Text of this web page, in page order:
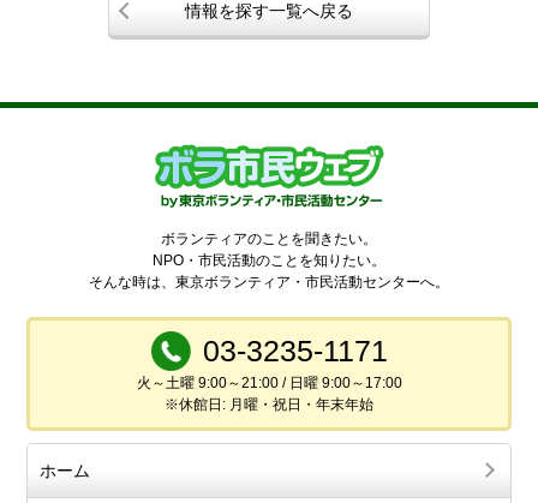
情報を探す一覧へ戻る
ボランティアのことを聞きたい。
NPO・市民活動のことを知りたい。
そんな時は、東京ボランティア・市民活動センターへ。
03-3235-1171
火～土曜 9:00～21:00 / 日曜 9:00～17:00
※休館日: 月曜・祝日・年末年始
ホーム